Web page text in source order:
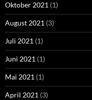
Oktober 2021 (1)
August 2021 (3)
Juli 2021 (1)
Juni 2021 (1)
Mai 2021 (1)
April 2021 (3)